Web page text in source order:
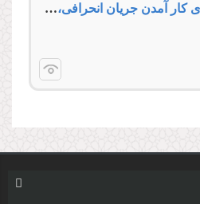
علامه مصباح یزدی: روی كار آمدن جریان انحرافی، انحراف اسلام و انقلاب را در پی خواهد داشت